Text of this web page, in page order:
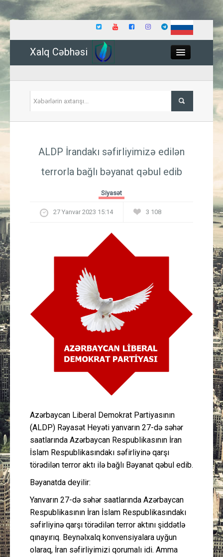
Xalq Cəbhəsi
İqtisadiyyat
Mədəniyyət
Müsahibə
İdman
Gündəm
Peşə etikası
Əlaqə
ALDP İrandakı səfirliyimizə edilən
terrorla bağlı bəyanat qəbul edib
Siyasət
27 Yanvar 2023 15:14 3 108
Azərbaycan Liberal Demokrat Partiyasının
(ALDP) Rəyasət Heyəti yanvarın 27-də səhər
saatlarında Azərbaycan Respublikasının İran
İslam Respublikasındakı səfirliyinə qarşı
törədilən terror aktı ilə bağlı Bəyanat qəbul edib.
Bəyanatda deyilir:
Yanvarın 27-də səhər saatlarında Azərbaycan
Respublikasının İran İslam Respublikasındakı
səfirliyinə qarşı törədilən terror aktını şiddətlə
qınayırıq. Beynəlxalq konvensiyalara uyğun
olaraq, İran səfirliyimizi qorumalı idi. Amma